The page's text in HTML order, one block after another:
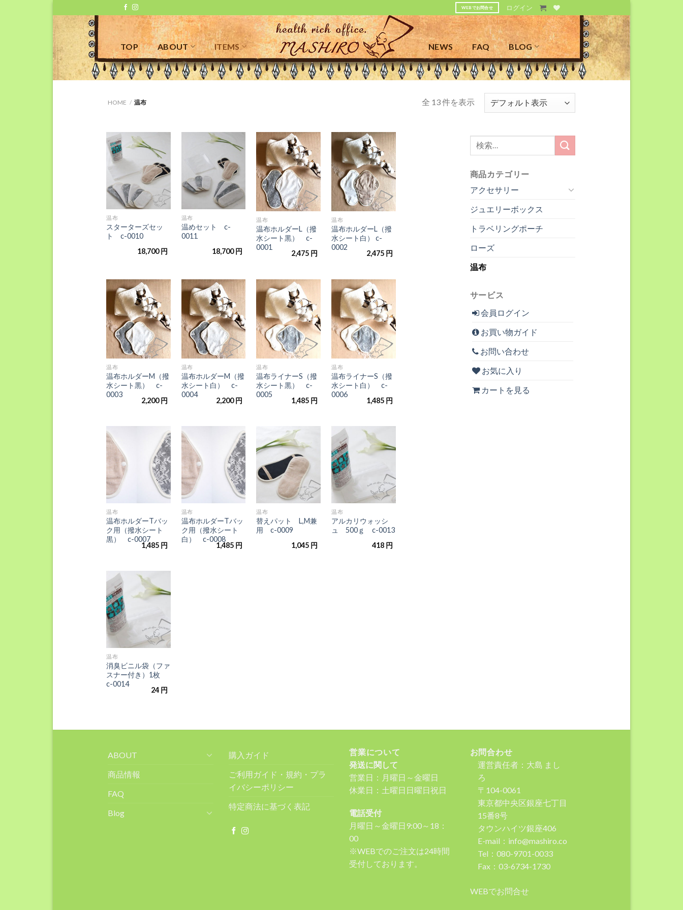
content
WEBでお問合せ ログイン
TOP ABOUT ITEMS NEWS FAQ BLOG
HOME / 温布 全 13 件を表示
お気
に入
りに
追加
+
温布
スターターズセッ
ト c-0010
18,700円
お気
に入
りに
追加
温布
温めセット c-
0011
18,700円
お気
に入
りに
追加
+
温布
温布ホルダーL（撥
水シート黒） c-
0001
2,475 円
お気
に入
りに
追加
+
温布
温布ホルダーL（撥
水シート白） c-
0002
2,475 円
お気
に入
りに
追加
+
温布
温布ホルダーM（撥
水シート黒） c-
0003
2,200円
お気
に入
りに
追加
+
温布
温布ホルダーM（撥
水シート白） c-
0004
2,200円
お気
に入
りに
追加
+
温布
温布ライナーS（撥
水シート黒） c-
0005
1,485 円
お気
に入
りに
追加
+
温布
温布ライナーS（撥
水シート白） c-
0006
1,485 円
お気
に入
りに
追加
温布
温布ホルダーTバッ
ク用（撥水シート
黒） c-0007
1,485 円
お気
に入
りに
追加
温布
温布ホルダーTバッ
ク用（撥水シート
白） c-0008
1,485 円
お気
に入
りに
追加
温布
替えパット L,M兼
用 c-0009
1,045 円
お気
追加
温布
アルカリウォッシ
ュ 500ｇ c-0013
418 円
お気
追加
温布
消臭ビニル袋（ファ
スナー付き）1枚
c-0014
24 円
検
索
象:
商品カテゴリー
アクセサリー
ジュエリーボックス
トラベリングポーチ
ローズ
温布
サービス
会員ログイン
お買い物ガイド
お問い合わせ
お気に入り
カートを見る
ABOUT
商品情報
FAQ
Blog
購入ガイド
ご利用ガイド・規約・プラ
イバシーポリシー
特定商法に基づく表記
営業について
発送に関して
営業日：月曜日～金曜日
休業日：土曜日日曜日祝日
電話受付
月曜日～金曜日9:00～18：
00
※WEBでのご注文は24時間
受付しております。
お問合わせ
運営責任者：大島 まし
ろ
〒104-0061
東京都中央区銀座七丁目
15番8号
タウンハイツ銀座406
E-mail：info@mashiro.co
Tel：080-9701-0033
Fax：03-6734-1730
WEBでお問合せ